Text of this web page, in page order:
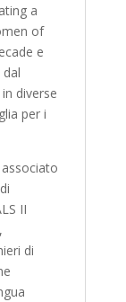
a
of
e
diverse
per i
II
di